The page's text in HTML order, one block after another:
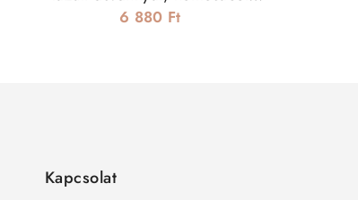
kapoccsal
6 880 Ft
Kapcsolat